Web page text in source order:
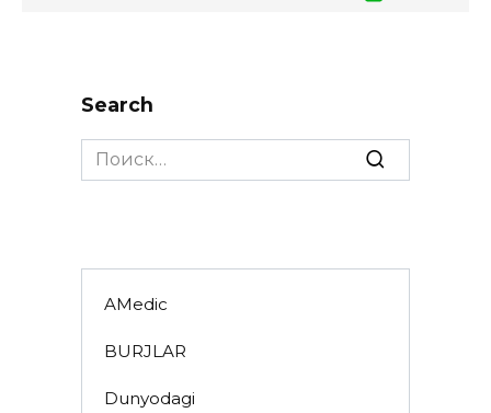
Search
Search
for:
AMedic
BURJLAR
Dunyodagi